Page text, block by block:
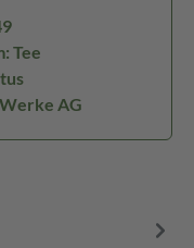
Tee
AG